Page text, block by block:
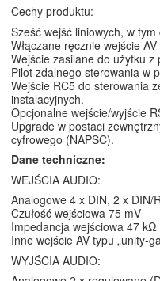
Cechy produktu:
Sześć wejść liniowych, w
Włączane ręcznie wejście
Wejście zasilane do użytku
Pilot zdalnego sterowania w
Wejście RC5 do sterowania
instalacyjnych.
Opcjonalne wejście/wyjście
Upgrade w postaci
cyfrowego (NAPSC).
Dane techniczne:
WEJŚCIA AUDIO:
Analogowe 4 x DIN, 2 x DIN/
Czułość wejściowa 75 mV
Impedancja wejściowa 47 kΩ
Inne wejście AV typu „unity-
WYJŚCIA AUDIO: